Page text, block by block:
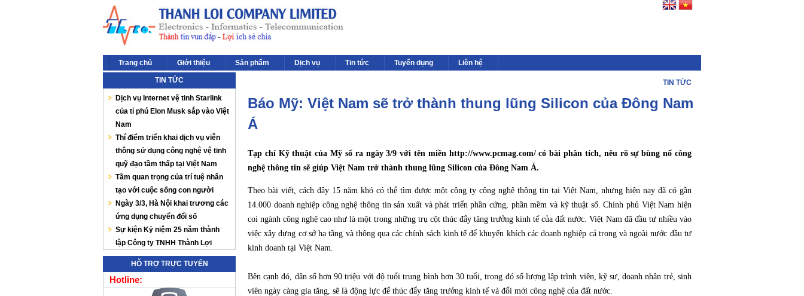
Trang chủ Giới thiệu Sản phẩm Dịch vụ Tin tức Tuyển dụng Liên hệ
TIN TỨC
Dịch vụ Internet vệ tinh Starlink
của tỉ phú Elon Musk sắp vào Việt
Nam
Thí điểm triển khai dịch vụ viễn
thông sử dụng công nghệ vệ tinh
quỹ đạo tầm thấp tại Việt Nam
Tầm quan trọng của trí tuệ nhân
tạo với cuộc sống con người
Ngày 3/3, Hà Nội khai trương các
ứng dụng chuyển đổi số
Sự kiện Kỷ niệm 25 năm thành
lập Công ty TNHH Thành Lợi
HỖ TRỢ TRỰC TUYẾN
Hotline:
TIN TỨC
Báo Mỹ: Việt Nam sẽ trở thành thung lũng Silicon của Đông Nam
Á
Tạp chí Kỹ thuật của Mỹ số ra ngày 3/9 với tên miền http://www.pcmag.com/ có bài phân tích, nêu rõ sự bùng nổ công
nghệ thông tin sẽ giúp Việt Nam trở thành thung lũng Silicon của Đông Nam Á.
Theo bài viết, cách đây 15 năm khó có thể tìm được một công ty công nghệ thông tin tại Việt Nam, nhưng hiện nay đã có gần
14.000 doanh nghiệp công nghệ thông tin sản xuất và phát triển phần cứng, phần mềm và kỹ thuật số. Chính phủ Việt Nam hiện
coi ngành công nghệ cao như là một trong những trụ cột thúc đẩy tăng trưởng kinh tế của đất nước. Việt Nam đã đầu tư nhiều vào
việc xây dựng cơ sở hạ tầng và thông qua các chính sách kinh tế để khuyến khích các doanh nghiệp cả trong và ngoài nước đầu tư
kinh doanh tại Việt Nam.
Bên cạnh đó, dân số hơn 90 triệu với độ tuổi trung bình hơn 30 tuổi, trong đó số lượng lập trình viên, kỹ sư, doanh nhân trẻ, sinh
viên ngày càng gia tăng, sẽ là động lực để thúc đẩy tăng trưởng kinh tế và đổi mới công nghệ của đất nước.